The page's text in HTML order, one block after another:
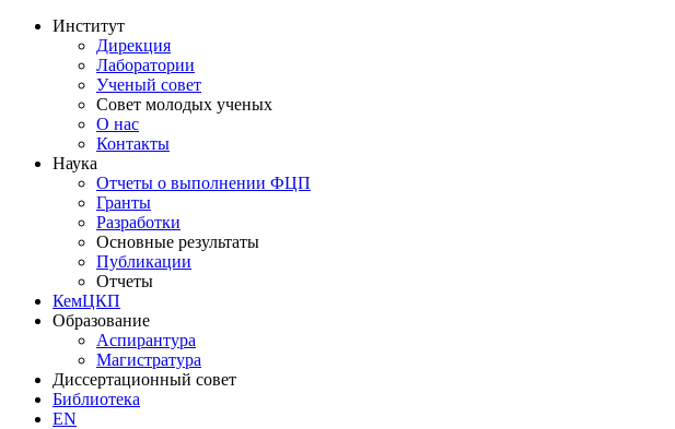
Институт
Дирекция
Лаборатории
Ученый совет
Совет молодых ученых
О нас
Контакты
Наука
Отчеты о выполнении ФЦП
Гранты
Разработки
Основные результаты
Публикации
Отчеты
КемЦКП
Образование
Аспирантура
Магистратура
Диссертационный совет
Библиотека
EN